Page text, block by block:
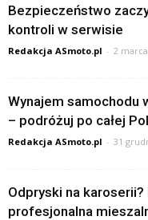
Bezpieczeństwo
kontroli w serwisie
Redakcja ASmoto.pl - 2
Wynajem samochodu
– podróżuj po całej
Redakcja ASmoto.pl - 31
Odpryski na karoserii?
profesjonalna